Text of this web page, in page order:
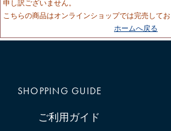
申し訳ございません。
こちらの商品はオンラインショップでは完売してお
ホームへ戻る
SHOPPING GUIDE
ご利用ガイド